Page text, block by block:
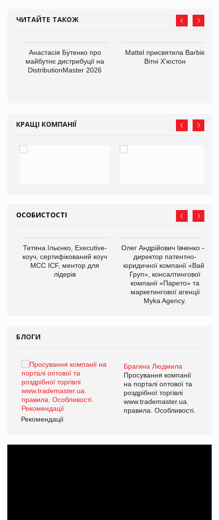
ЧИТАЙТЕ ТАКОЖ
Анастасія Бутенко про
майбутнє дистрибуції на
DistributionMaster 2026
Mattel присвятила Barbie
Вітні Х'юстон
КРАЩІ КОМПАНІЇ
ОСОБИСТОСТІ
Тетяна Ільєнко, Executive-
коуч, сертифікований коуч
МСС ICF, ментор для
лідерів
Олег Андрійович Івченко —
директор патентно-
юридичної компанії «Вайз
Груп», консалтингової
компанії «Парето» та
маркетингової агенції
Myka Agency.
БЛОГИ
Брагина Людмила
Просування компанії
на порталі оптової та
роздрібної торгівлі
www.trademaster.ua.
правила. Особливості.
Рекомендації